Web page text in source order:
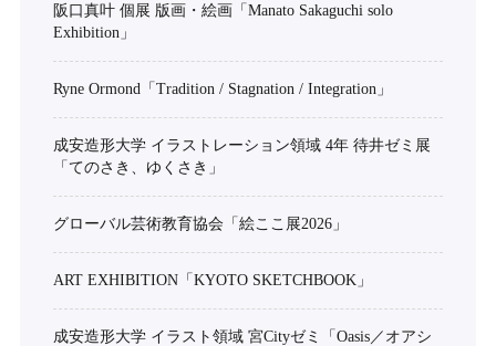
阪口真叶 個展 版画・絵画「Manato Sakaguchi solo
Exhibition」
Ryne Ormond「Tradition / Stagnation / Integration」
成安造形大学 イラストレーション領域 4年 待井ゼミ展
「てのさき、ゆくさき」
グローバル芸術教育協会「絵ここ展2026」
ART EXHIBITION「KYOTO SKETCHBOOK」
成安造形大学 イラスト領域 宮Cityゼミ「Oasis／オアシ